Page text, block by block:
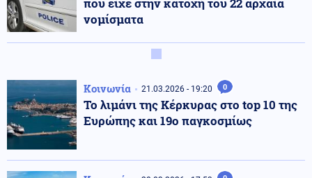
νομίσματα
Κοινωνία 21.03.2026 - 19:20 0
Το λιμάνι της Κέρκυρας στο top 10 της
Ευρώπης και 19ο παγκοσμίως